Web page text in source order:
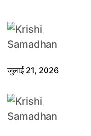
जुलाई 21, 2026